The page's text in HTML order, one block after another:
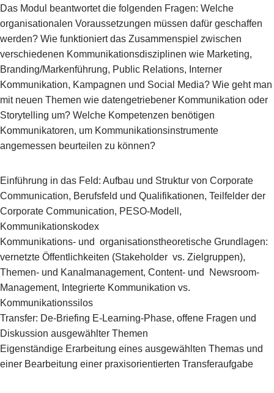
Das Modul beantwortet die folgenden Fragen: Welche
organisationalen Voraussetzungen müssen dafür geschaffen
werden? Wie funktioniert das Zusammenspiel zwischen
verschiedenen Kommunikationsdisziplinen wie Marketing,
Branding/Markenführung, Public Relations, Interner
Kommunikation, Kampagnen und Social Media? Wie geht man
mit neuen Themen wie datengetriebener Kommunikation oder
Storytelling um? Welche Kompetenzen benötigen
Kommunikatoren, um Kommunikationsinstrumente
angemessen beurteilen zu können?
Einführung in das Feld: Aufbau und Struktur von Corporate
Communication, Berufsfeld und Qualifikationen, Teilfelder der
Corporate Communication, PESO-Modell,
Kommunikationskodex
Kommunikations- und organisationstheoretische Grundlagen:
vernetzte Öffentlichkeiten (Stakeholder vs. Zielgruppen),
Themen- und Kanalmanagement, Content- und Newsroom-
Management, Integrierte Kommunikation vs.
Kommunikationssilos
Transfer: De-Briefing E-Learning-Phase, offene Fragen und
Diskussion ausgewählter Themen
Eigenständige Erarbeitung eines ausgewählten Themas und
einer Bearbeitung einer praxisorientierten Transferaufgabe